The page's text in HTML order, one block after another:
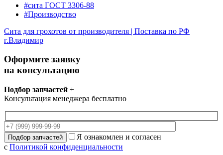
#сита ГОСТ 3306-88
#Производство
Сита для грохотов от производителя | Поставка по РФ
г.Владимир
Оформите заявку
на консультацию
Подбор запчастей +
Консультация менеджера бесплатно
Я ознакомлен и согласен
с Политикой конфиденциальности